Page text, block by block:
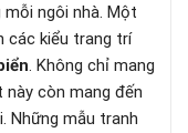
ngôi nhà. Một
các kiểu trang trí
. Không chỉ mang
này còn mang đến
Những mẫu tranh